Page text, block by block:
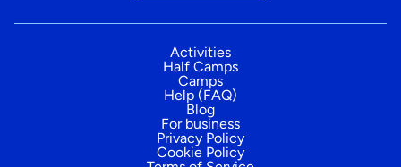
Activities
Half Camps
Camps
Help (FAQ)
Blog
For business
Privacy Policy
Cookie Policy